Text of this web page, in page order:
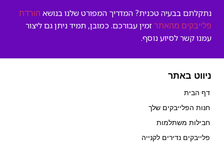
נתקלתם בבעיה טכנית? המדריך המפורט שלנו בנושא הורדת
פלייבקים מהאתר זמין עבורכם. כמובן, תמיד ניתן גם ליצור
עמנו קשר לסיוע נוסף.
ניווט באתר
דף הבית
חנות הפלייבקים שלך
חבילות משתלמות
פלייבקים נדירים לקנייה